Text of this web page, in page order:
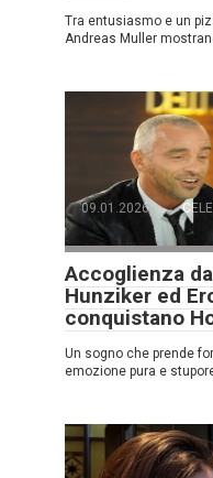
Tra entusiasmo e un
Andreas Muller
09.01.2026
Accoglienza
Hunziker ed
conquistano
Un sogno che prende
emozione pura e